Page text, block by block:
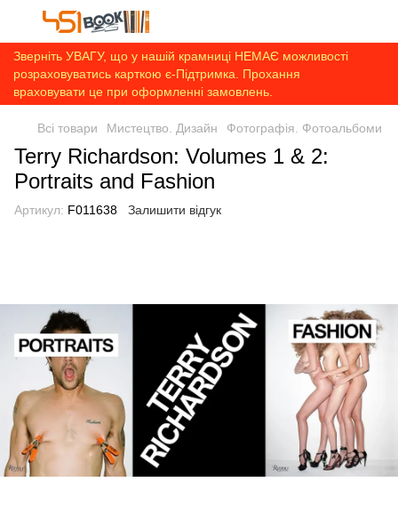
Зверніть УВАГУ, що у нашій крамниці НЕМАЄ можливості
розраховуватись карткою є-Підтримка. Прохання
враховувати це при оформленні замовлень.
Всі товари Мистецтво. Дизайн Фотографія. Фотоальбоми
Terry Richardson: Volumes 1 & 2:
Portraits and Fashion
Артикул: F011638 Залишити відгук